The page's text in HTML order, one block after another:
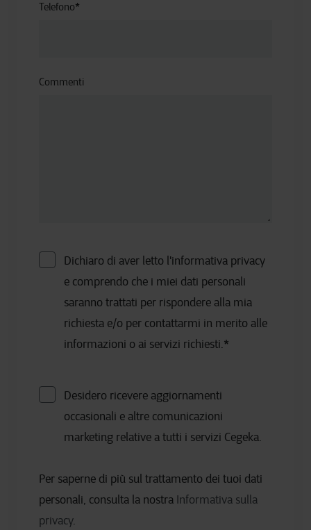
Telefono*
Commenti
Dichiaro di aver letto l'informativa privacy
e comprendo che i miei dati personali
saranno trattati per rispondere alla mia
richiesta e/o per contattarmi in merito alle
informazioni o ai servizi richiesti.*
Desidero ricevere aggiornamenti
occasionali e altre comunicazioni
marketing relative a tutti i servizi Cegeka.
Per saperne di più sul trattamento dei tuoi dati
personali, consulta la nostra Informativa sulla
privacy.